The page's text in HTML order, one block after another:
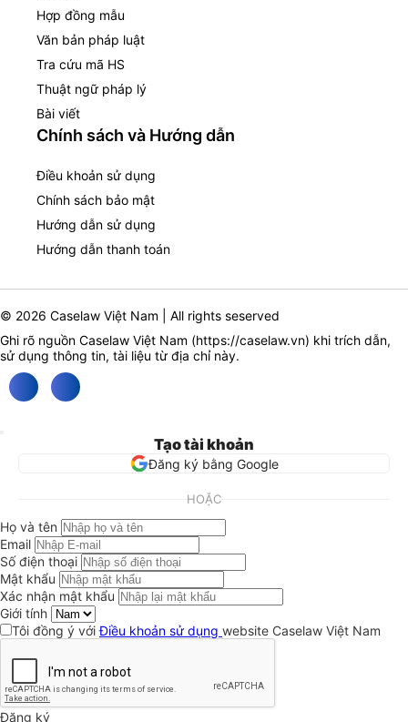
Hợp đồng mẫu
Văn bản pháp luật
Tra cứu mã HS
Thuật ngữ pháp lý
Bài viết
Chính sách và Hướng dẫn
Điều khoản sử dụng
Chính sách bảo mật
Hướng dẫn sử dụng
Hướng dẫn thanh toán
© 2026 Caselaw Việt Nam | All rights seserved
Ghi rõ nguồn Caselaw Việt Nam (https://caselaw.vn) khi trích dẫn,
sử dụng thông tin, tài liệu từ địa chỉ này.
Tạo tài khoản
Đăng ký bằng Google
HOẶC
Họ và tên
Email
Số điện thoại
Mật khẩu
Xác nhận mật khẩu
Giới tính
Tôi đồng ý vớiĐiều khoản sử dụng website Caselaw Việt Nam
Đăng ký